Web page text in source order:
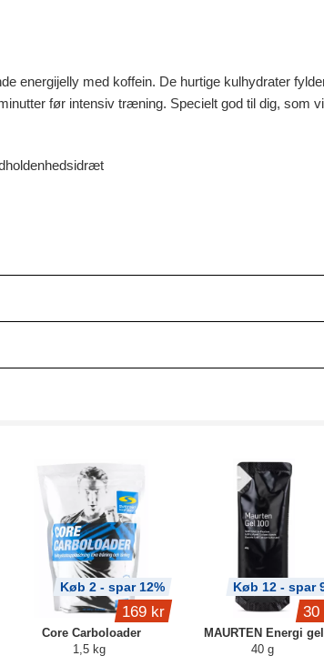
energijelly med koffein. De hurtige kulhydrater
før intensiv træning. Specielt god til dig, som
Core Carboloader
1,5 kg
Køb 2 - spar 12%
169 kr
MAURTEN Energi gel
40 g
Køb 12 - spar
30